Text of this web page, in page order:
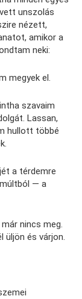
unszolás
nézett,
amikor a
neki:
megyek el.
szavaim
Lassan,
hullott többé
a térdemre
— a
nincs meg.
üljön és várjon.